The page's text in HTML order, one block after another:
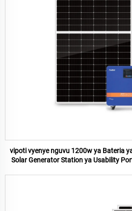
vipoti vyenye nguvu 1200w ya Bateria
Solar Generator Station ya Usability